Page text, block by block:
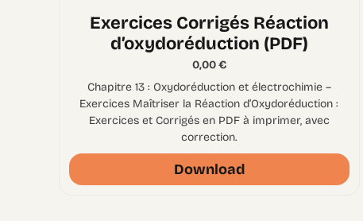
Exercices Corrigés Réaction
d’oxydoréduction (PDF)
0,00€
Chapitre 13 : Oxydoréduction et électrochimie –
Exercices Maîtriser la Réaction d’Oxydoréduction :
Exercices et Corrigés en PDF à imprimer, avec
correction.
Download